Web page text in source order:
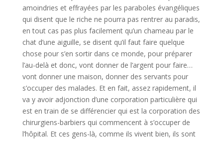
amoindries et effrayées par les paraboles évangéliques
qui disent que le riche ne pourra pas rentrer au paradis,
en tout cas pas plus facilement qu’un chameau par le
chat d’une aiguille, se disent qu’il faut faire quelque
chose pour s’en sortir dans ce monde, pour préparer
l’au-delà et donc, vont donner de l’argent pour faire…
vont donner une maison, donner des servants pour
s’occuper des malades. Et en fait, assez rapidement, il
va y avoir adjonction d’une corporation particulière qui
est en train de se différencier qui est la corporation des
chirurgiens-barbiers qui commencent à s’occuper de
l’hôpital. Et ces gens-là, comme ils vivent bien, ils sont